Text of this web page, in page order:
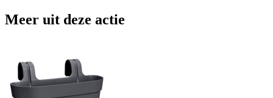
Meer uit deze actie